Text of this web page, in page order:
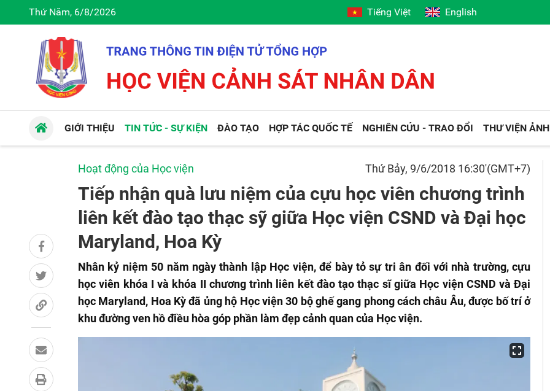
Thứ Năm, 6/8/2026 Tiếng Việt English
GIỚI THIỆU TIN TỨC - SỰ KIỆN ĐÀO TẠO HỢP TÁC QUỐC TẾ NGHIÊN CỨU - TRAO ĐỔI THƯ VIỆN ẢNH
Hoạt động của Học viện Thứ Bảy, 9/6/2018 16:30'(GMT+7)
Tiếp nhận quà lưu niệm của cựu học viên chương trình
liên kết đào tạo thạc sỹ giữa Học viện CSND và Đại học
Maryland, Hoa Kỳ
Nhân kỷ niệm 50 năm ngày thành lập Học viện, để bày tỏ sự tri ân đối với nhà trường, cựu
học viên khóa I và khóa II chương trình liên kết đào tạo thạc sĩ giữa Học viện CSND và Đại
học Maryland, Hoa Kỳ đã ủng hộ Học viện 30 bộ ghế gang phong cách châu Âu, được bố trí ở
khu đường ven hồ điều hòa góp phần làm đẹp cảnh quan của Học viện.